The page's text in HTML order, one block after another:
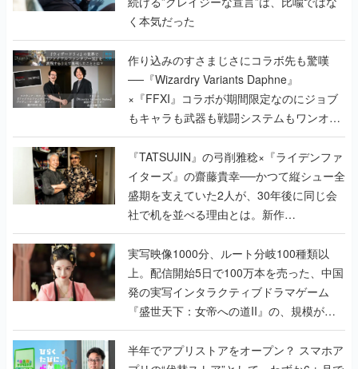
く本気だった
作り込みのすさまじさにコラボ先も驚嘆
──『Wizardry Variants Daphne』
×『FFXI』コラボが期間限定なのにジョブ
もキャラも武器も戦闘システムもワンオフ
で作り込まれた理由を両ディレクターに聞
く
『TATSUJIN』の弓削雅稔×『ライデンファ
イターズ』の齋藤貴幸──かつて縦シュー全
盛期を支えていた2人が、30年後に同じ会
社で机を並べる理由とは。新作
『TATSUJIN EXTREME』で初タッグを組
んだレジェンド2人に訊く開発秘話
実写映像1000分、ルート分岐100種類以
上。配信開始5日で100万本を売った、中国
発の実写インタラクティブドラマゲーム
『盛世天下：女帝への道II』の、規模が違
うこだわりをプロデューサーに聞いた
半年でアプリストアをオープン？ スマホア